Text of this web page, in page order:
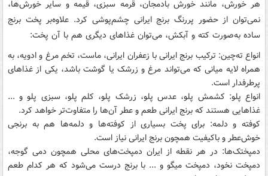
هر خورش، مانند خورش بادمجان، قرمه سبزی، قیمه و سایر خورش‌ها،
نمی‌توان از حضور پررنگ برنج ایرانی چشم‌پوشی کرد. علاوه‌بر پخت برنج
ساده به‌صورت کته و آبکش، می‌توان غذاهای دیگری هم با آن پخت:
انواع ته‌چین: ترکیب برنج ایرانی با زعفران ایرانی، ماست، تخم ‌مرغ و ادویه، به
همراه لایه میانی که می‌تواند مرغ و زرشک یا گوشت باشد، یکی از غذاهای
پرطرفدار است.
انواع پلو: کشمش ‌پلو، عدس ‌پلو، زرشک ‌پلو، کلم ‌پلو، سبزی ‌پلو و ...
غذاهایی هستند که برنج ایرانی طعم و عطر آن‌ها را متفاوت‌تر خواهد کرد.
کوفته و دلمه: برای پخت بسیاری از کوفته‌ها و دلمه‌ها هم به برنجی
خوش‌عطر و باکیفیت همچون برنج ایرانی نیاز است.
دمپختک‌ها: در هر نقطه از ایران دمپخت‌های محلی همچون دمی‌ گوجه،
دمپخت نخود، دمپخت میگو و ... با برنج درست می‌شود که هر کدام طعم